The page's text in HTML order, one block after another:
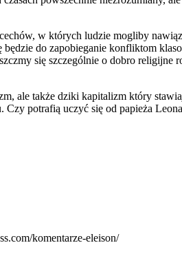
w których ludzie mogliby
do zapobieganie konfliktom
się szczególnie o dobro religijne
ale także dziki kapitalizm który
Czy potrafią uczyć się od papieża
komentarze-eleison/